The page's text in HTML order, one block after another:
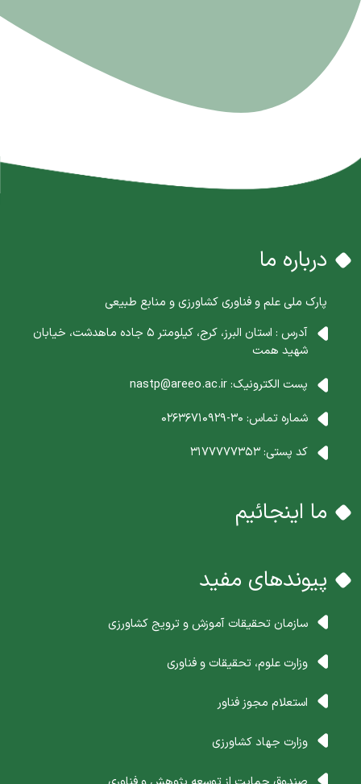
درباره ما
پارک ملی علم و فناوری کشاورزی و منابع طبیعی
آدرس : استان البرز، کرج، کیلومتر 5 جاده ماهدشت، خیابان
شهید همت
پست الکترونیک:nastp@areeo.ac.ir
شماره تماس: 30-02636710929
کد پستی:3177777353
ما اینجائیم
پیوندهای مفید
سازمان تحقیقات آموزش و ترویج کشاورزی
وزارت علوم، تحقیقات و فناوری
استعلام مجوز فناور
وزارت جهاد کشاورزی